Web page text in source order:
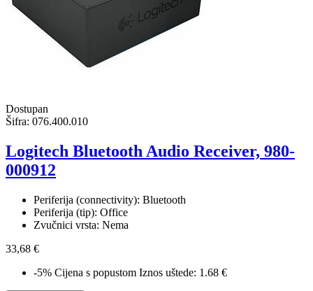
Dostupan
Šifra: 076.400.010
Logitech Bluetooth Audio Receiver, 980-
000912
Periferija (connectivity): Bluetooth
Periferija (tip): Office
Zvučnici vrsta: Nema
33,68 €
-5% Cijena s popustom Iznos uštede: 1.68 €